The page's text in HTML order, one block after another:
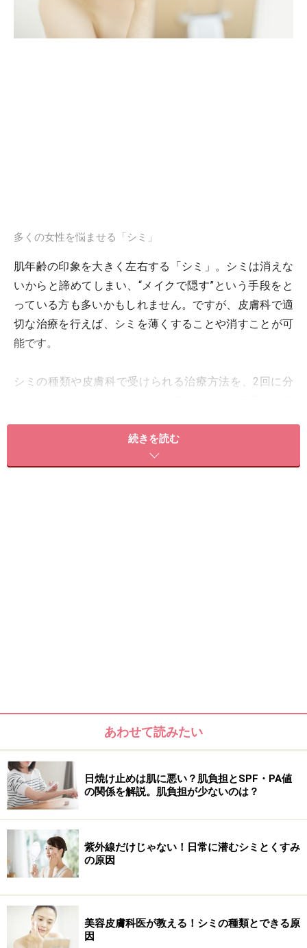
多くの女性を悩ませる「シミ」
肌年齢の印象を大きく左右する「シミ」。シミは消えな
いからと諦めてしまい、“メイクで隠す”という手段をと
っている方も多いかもしれません。ですが、皮膚科で適
切な治療を行えば、シミを薄くすることや消すことが可
能です。
シミの種類や皮膚科で受けられる治療方法を、2回に分
がどの種類に当てはまるか確認してみてください。
シミがあるだけで更けた印象に。
まず「シミ」とは、紫外線や女性ホルモンの不調などに
よって、表皮のメラニンに変化が起きることでできる、
茶色い色素斑のことを言います。
ではなく通称で、褐色の色素をもった発疹の総称 のこと
を指します。「肝斑」や「色素沈着」など、原因や症状
シミの主な種類を説明していきたいと思います。
続きを読む
あわせて読みたい
日焼け止めは肌に悪い？肌負担とSPF・PA値
の関係を解説。肌負担が少ないのは？
紫外線だけじゃない！日常に潜むシミとくすみ
の原因
美容皮膚科医が教える！シミの種類とできる原
因